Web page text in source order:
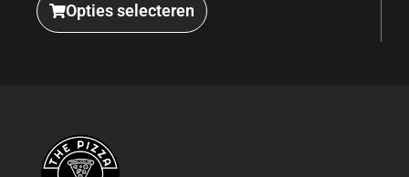
Opties selecteren